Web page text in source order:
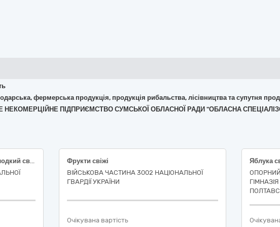
фермерська продукція, продукція рибальства, лісівництва та супутня
НЕКОМЕРЦІЙНЕ ПІДПРИЄМСТВО СУМСЬКОЇ ОБЛАСНОЇ РАДИ "ОБЛАСНА
Овочі, фрукти та горіхи (перець солодкий свіжий подовженої форми, огірки свіжі польові короткоплідні, помідори тепличні свіжі округлі, часник свіжий вищого товарного сорту)
Фрукти свіжі
ВІЙСЬКОВА ЧАСТИНА 3002 НАЦІОНАЛЬНОЇ
ГВАРДІЇ УКРАЇНИ
Очікувана вартість